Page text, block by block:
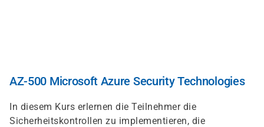
AZ-500 Microsoft Azure Security Technologies
In diesem Kurs erlernen die Teilnehmer die
Sicherheitskontrollen zu implementieren, die